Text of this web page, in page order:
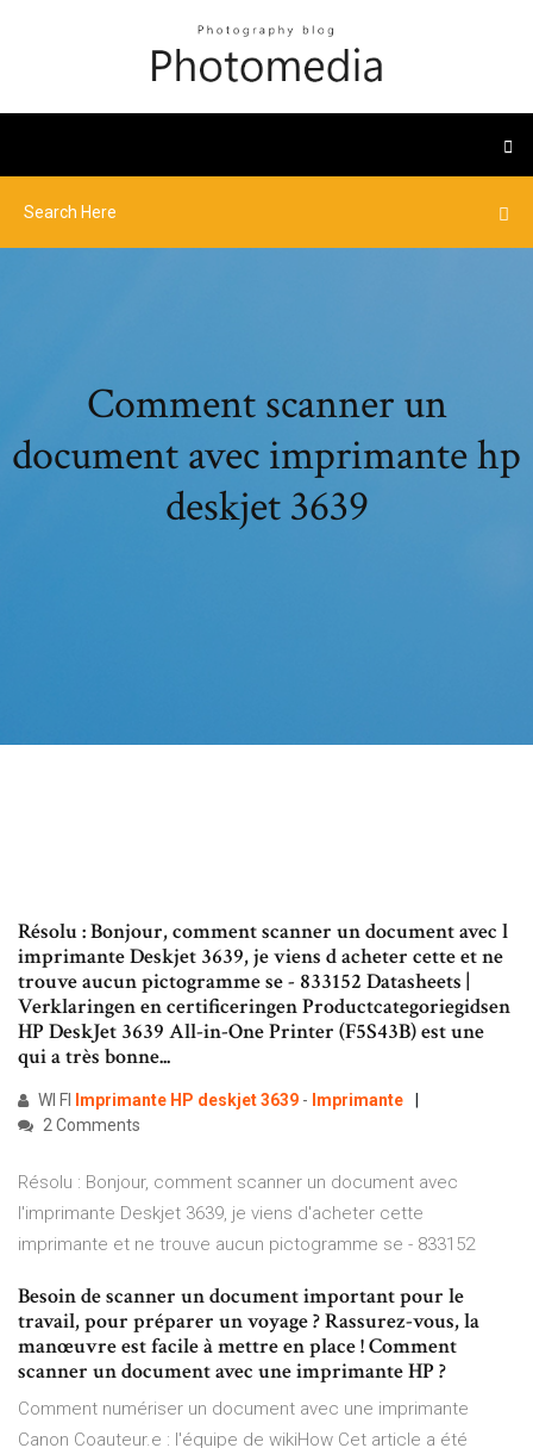
Comment scanner un
document avec imprimante hp
deskjet 3639
Résolu : Bonjour, comment scanner un document avec l
imprimante Deskjet 3639, je viens d acheter cette et ne
trouve aucun pictogramme se - 833152 Datasheets |
Verklaringen en certificeringen Productcategoriegidsen
HP DeskJet 3639 All-in-One Printer (F5S43B) est une
qui a très bonne...
WI FI Imprimante HP deskjet3639 - Imprimante
2 Comments
Résolu : Bonjour, comment scanner un document avec
l'imprimante Deskjet 3639, je viens d'acheter cette
imprimante et ne trouve aucun pictogramme se - 833152
Besoin de scanner un document important pour le
travail, pour préparer un voyage ? Rassurez-vous, la
manœuvre est facile à mettre en place ! Comment
scanner un document avec une imprimante HP ?
Comment numériser un document avec une imprimante
Canon Coauteur.e : l'équipe de wikiHow Cet article a été